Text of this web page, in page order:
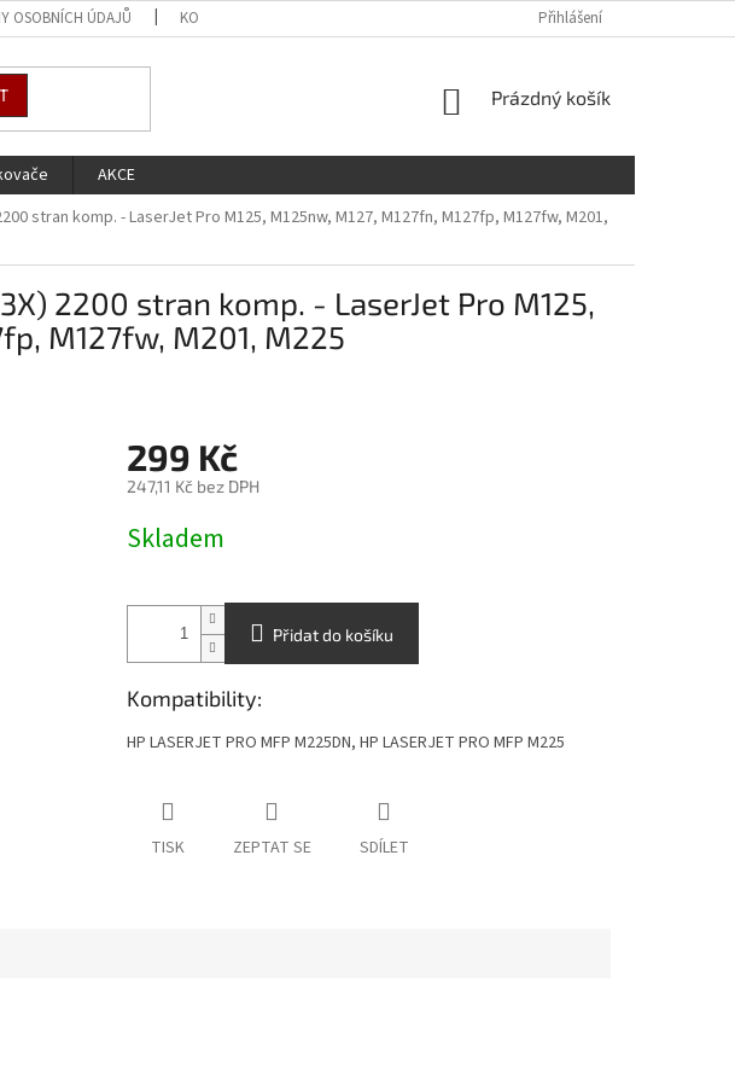
OSOBNÍCH ÚDAJŮ KONTAKTY Přihlášení
NÁKUPNÍ
Prázdný košík
AKCE
stran komp. - LaserJet Pro M125, M125nw, M127, M127fn, M127fp, M127fw, M201,
2200 stran komp. - LaserJet Pro M125,
M127fw, M201, M225
299 Kč
247,11 Kč bez DPH
cena:
Skladem
Přidat do košíku
Kompatibility:
HP LASERJET PRO MFP M225DN, HP LASERJET PRO MFP M225
TISK ZEPTAT SE SDÍLET